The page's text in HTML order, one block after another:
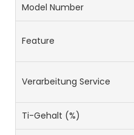
Model Number
Feature
Verarbeitung Service
Ti-Gehalt (%)